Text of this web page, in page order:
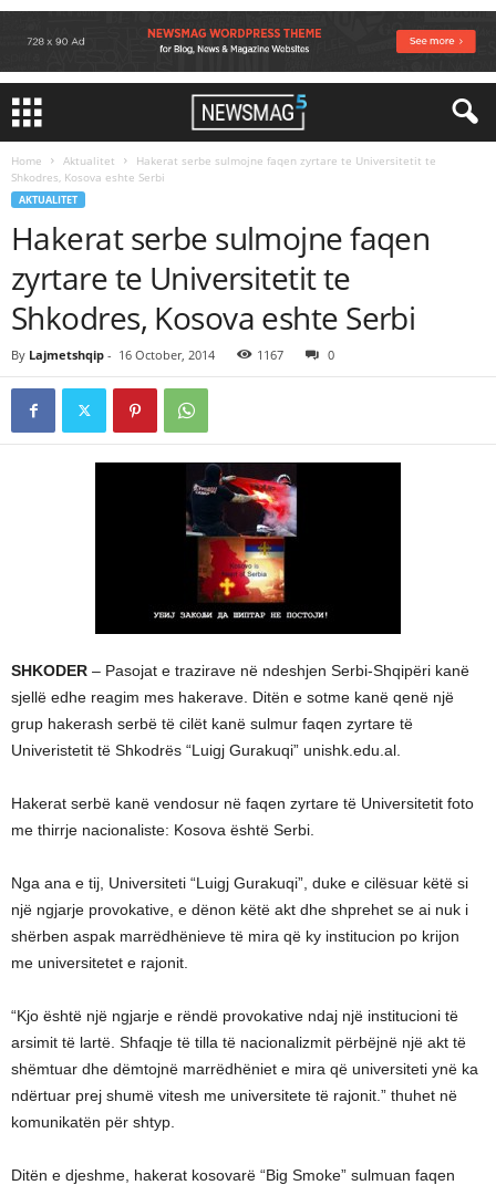
Home Aktualitet
Hakerat serbe sulmojne faqen zyrtare te Universitetit te
Shkodres, Kosova eshte Serbi
AKTUALITET
Hakerat serbe sulmojne faqen
zyrtare te Universitetit te
Shkodres, Kosova eshte Serbi
By Lajmetshqip - 16 October, 2014 1167 0
SHKODER – Pasojat e trazirave në ndeshjen Serbi-Shqipëri kanë
sjellë edhe reagim mes hakerave. Ditën e sotme kanë qenë një
grup hakerash serbë të cilët kanë sulmur faqen zyrtare të
Univeristetit të Shkodrës “Luigj Gurakuqi” unishk.edu.al.
Hakerat serbë kanë vendosur në faqen zyrtare të Universitetit foto
me thirrje nacionaliste: Kosova është Serbi.
Nga ana e tij, Universiteti “Luigj Gurakuqi”, duke e cilësuar këtë si
një ngjarje provokative, e dënon këtë akt dhe shprehet se ai nuk i
shërben aspak marrëdhënieve të mira që ky institucion po krijon
me universitetet e rajonit.
“Kjo është një ngjarje e rëndë provokative ndaj një institucioni të
arsimit të lartë. Shfaqje të tilla të nacionalizmit përbëjnë një akt të
shëmtuar dhe dëmtojnë marrëdhëniet e mira që universiteti ynë ka
ndërtuar prej shumë vitesh me universitete të rajonit.” thuhet në
komunikatën për shtyp.
Ditën e djeshme, hakerat kosovarë “Big Smoke” sulmuan faqen